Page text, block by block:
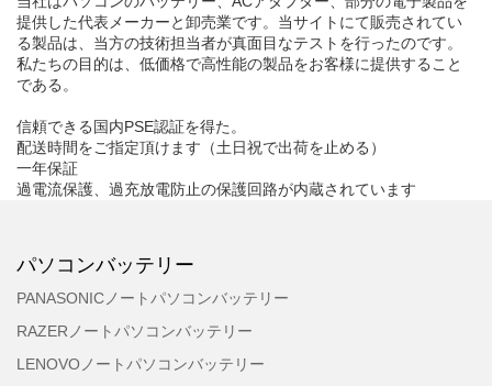
提供した代表メーカーと卸売業です。当サイトにて販売されてい
る製品は、当方の技術担当者が真面目なテストを行ったのです。
私たちの目的は、低価格で高性能の製品をお客様に提供すること
である。
信頼できる国内PSE認証を得た。
配送時間をご指定頂けます（土日祝で出荷を止める）
一年保証
過電流保護、過充放電防止の保護回路が内蔵されています
パソコンバッテリー
PANASONICノートパソコンバッテリー
RAZERノートパソコンバッテリー
LENOVOノートパソコンバッテリー